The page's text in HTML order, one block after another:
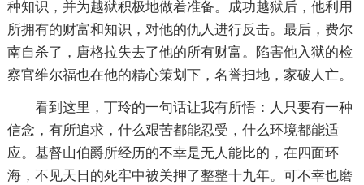
种知识，并为越狱积极地做着准备。成功越狱后，他利用
所拥有的财富和知识，对他的仇人进行反击。最后，费尔
南自杀了，唐格拉失去了他的所有财富。陷害他入狱的检
察官维尔福也在他的精心策划下，名誉扫地，家破人亡。
看到这里，丁玲的一句话让我有所悟：人只要有一种
信念，有所追求，什么艰苦都能忍受，什么环境都能适
应。基督山伯爵所经历的不幸是无人能比的，在四面环
海，不见天日的死牢中被关押了整整十九年。可不幸也磨